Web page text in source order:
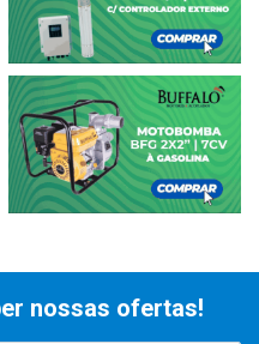
nossas ofertas!